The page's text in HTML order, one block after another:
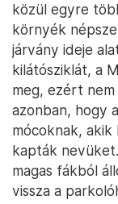
közül egyre
környék
járvány ideje
kilátósziklát, a
meg, ezért
azonban, hogy
mócoknak, akik
kapták
magas fákból
vissza a